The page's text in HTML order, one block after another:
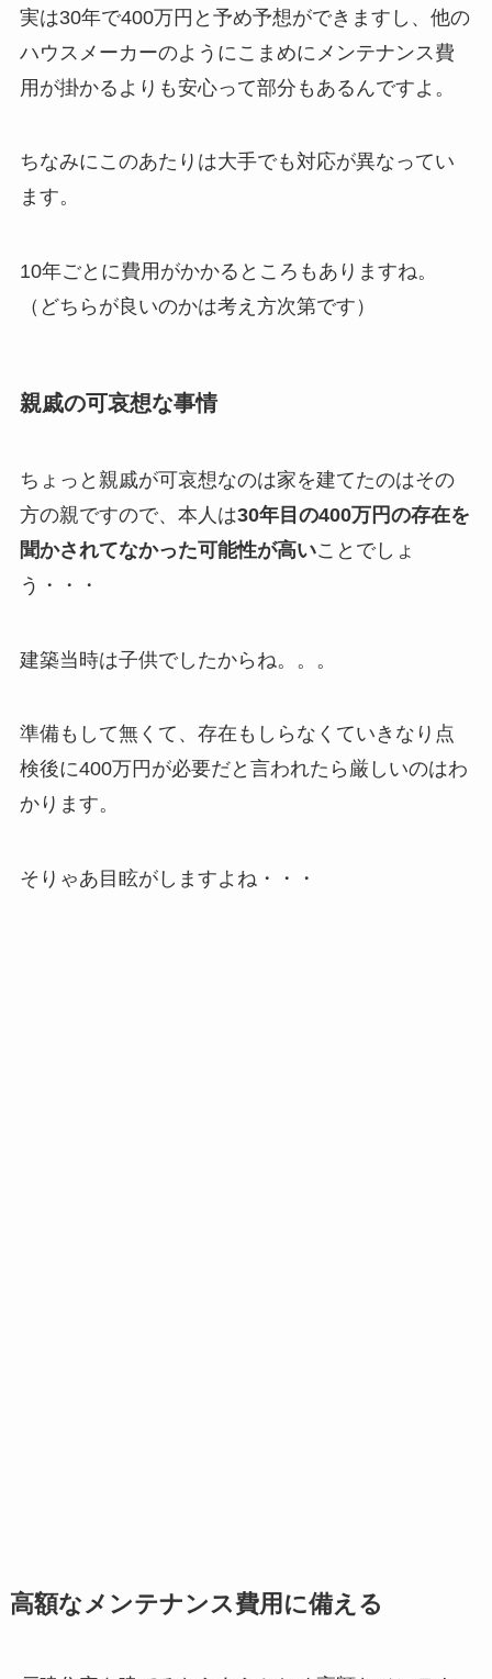
実は30年で400万円と予め予想ができますし、他の
ハウスメーカーのようにこまめにメンテナンス費
用が掛かるよりも安心って部分もあるんですよ。
ちなみにこのあたりは大手でも対応が異なってい
ます。
10年ごとに費用がかかるところもありますね。
（どちらが良いのかは考え方次第です）
親戚の可哀想な事情
ちょっと親戚が可哀想なのは家を建てたのはその
方の親ですので、本人は30年目の400万円の存在を
聞かされてなかった可能性が高いことでしょ
う・・・
建築当時は子供でしたからね。。。
準備もして無くて、存在もしらなくていきなり点
検後に400万円が必要だと言われたら厳しいのはわ
かります。
そりゃあ目眩がしますよね・・・
高額なメンテナンス費用に備える